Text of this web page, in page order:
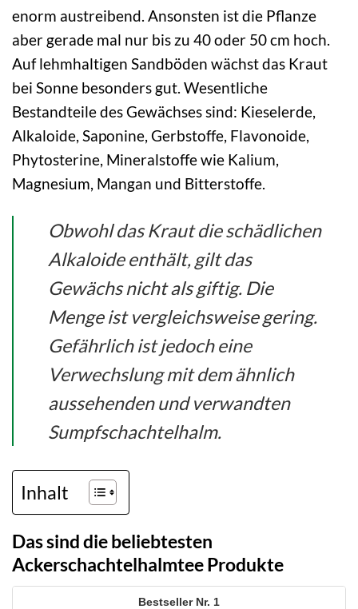
enorm austreibend. Ansonsten ist die Pflanze
aber gerade mal nur bis zu 40 oder 50 cm hoch.
Auf lehmhaltigen Sandböden wächst das Kraut
bei Sonne besonders gut. Wesentliche
Bestandteile des Gewächses sind: Kieselerde,
Alkaloide, Saponine, Gerbstoffe, Flavonoide,
Phytosterine, Mineralstoffe wie Kalium,
Magnesium, Mangan und Bitterstoffe.
Obwohl das Kraut die schädlichen
Alkaloide enthält, gilt das
Gewächs nicht als giftig. Die
Menge ist vergleichsweise gering.
Gefährlich ist jedoch eine
Verwechslung mit dem ähnlich
aussehenden und verwandten
Sumpfschachtelhalm.
Inhalt
Das sind die beliebtesten
Ackerschachtelhalmtee Produkte
1